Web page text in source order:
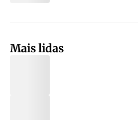
Mais lidas